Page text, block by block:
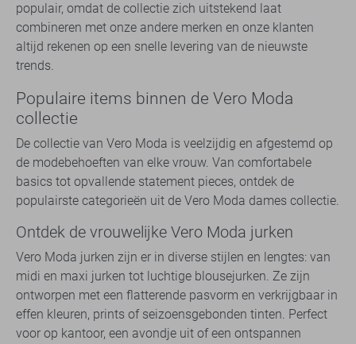
populair, omdat de collectie zich uitstekend laat
combineren met onze andere merken en onze klanten
altijd rekenen op een snelle levering van de nieuwste
trends.
Populaire items binnen de Vero Moda
collectie
De collectie van Vero Moda is veelzijdig en afgestemd op
de modebehoeften van elke vrouw. Van comfortabele
basics tot opvallende statement pieces, ontdek de
populairste categorieën uit de Vero Moda dames collectie.
Ontdek de vrouwelijke Vero Moda jurken
Vero Moda jurken zijn er in diverse stijlen en lengtes: van
midi en maxi jurken tot luchtige blousejurken. Ze zijn
ontworpen met een flatterende pasvorm en verkrijgbaar in
effen kleuren, prints of seizoensgebonden tinten. Perfect
voor op kantoor, een avondje uit of een ontspannen